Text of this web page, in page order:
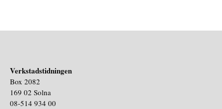
Verkstadstidningen
Box 2082
169 02 Solna
08-514 934 00